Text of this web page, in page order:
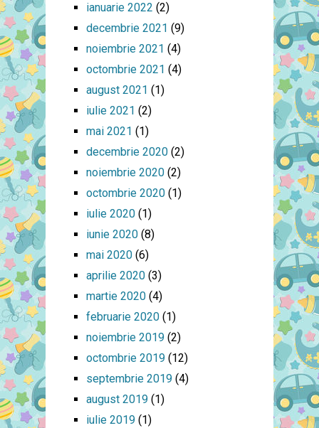
ianuarie 2022 (2)
decembrie 2021 (9)
noiembrie 2021 (4)
octombrie 2021 (4)
august 2021 (1)
iulie 2021 (2)
mai 2021 (1)
decembrie 2020(2)
noiembrie 2020(2)
octombrie 2020(1)
iulie 2020(1)
iunie 2020(8)
mai 2020(6)
aprilie 2020(3)
martie 2020(4)
februarie 2020(1)
noiembrie 2019(2)
octombrie 2019(12)
septembrie 2019(4)
august 2019(1)
iulie 2019(1)